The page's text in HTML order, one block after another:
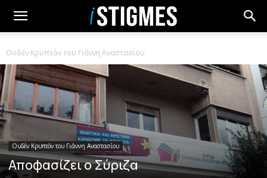
Ουδέν Κρυπτόν του Γιάννη Αναστασίου
Ουδέν Κρυπτόν του Γιάννη Αναστασίου
Αποφασίζει ο Σύριζα